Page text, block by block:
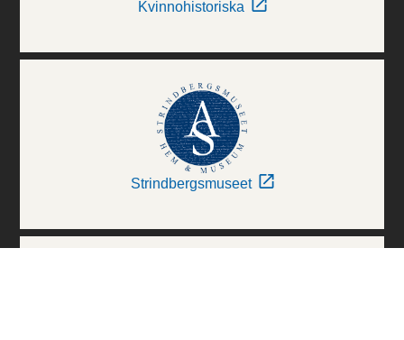
Kvinnohistoriska
Strindbergsmuseet